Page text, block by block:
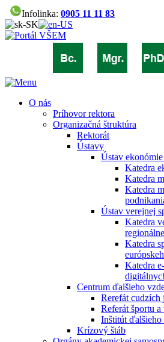
Infolinka: 0905 11 11 83
O nás
Príhovor rektora
Organizačná štruktúra
Rektorát
Ústavy
Ústav
Katedra
Katedra
Katedra
Ústav verejnej
Katedra
Katedra
Katedra
Centrum ďalšieho
Rerefát cudzích
Referát športu
Inštitút ďalšieho
Krízový štáb